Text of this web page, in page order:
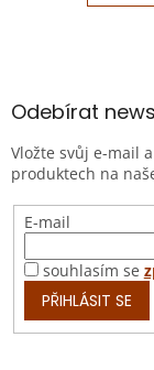
aOdebírat
Vložte svůj e-mail
produktech na
E-mail
souhlasím se
PŘIHLÁSIT SE